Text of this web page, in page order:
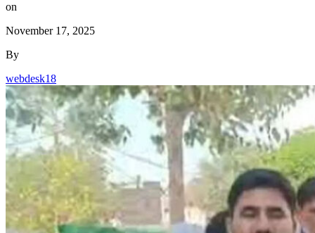
on
November 17, 2025
By
webdesk18